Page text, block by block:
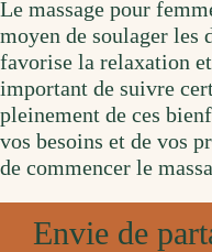
Le massage pour
moyen de soulager les
favorise la relaxation
important de suivre
pleinement de ces
vos besoins et de vos
de commencer le
Envie de